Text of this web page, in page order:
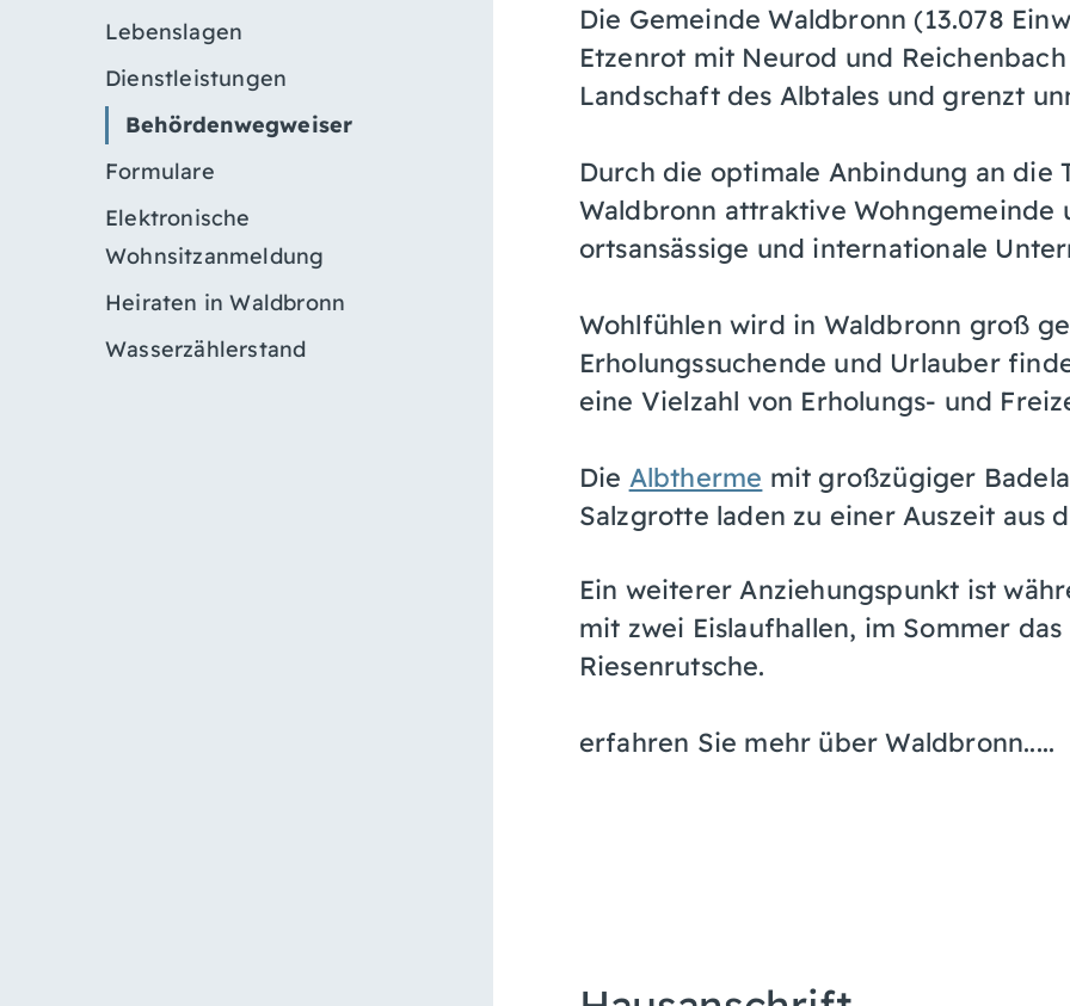
Lebenslagen
Dienstleistungen
Behördenwegweiser
Formulare
Elektronische
Wohnsitzanmeldung
Heiraten in Waldbronn
Wasserzählerstand
Die Gemeinde Waldbronn (13.078
Etzenrot mit Neurod und
Landschaft des Albtales und grenzt
Durch die optimale Anbindung an die
Waldbronn attraktive
ortsansässige und internationale
Wohlfühlen wird in Waldbronn groß
Erholungssuchende und Urlauber
eine Vielzahl von Erholungs- und
Die Albtherme mit großzügiger
Salzgrotte laden zu einer Auszeit aus
Ein weiterer Anziehungspunkt ist
mit zwei Eislaufhallen, im Sommer
Riesenrutsche.
erfahren Sie mehr über Waldbronn.....